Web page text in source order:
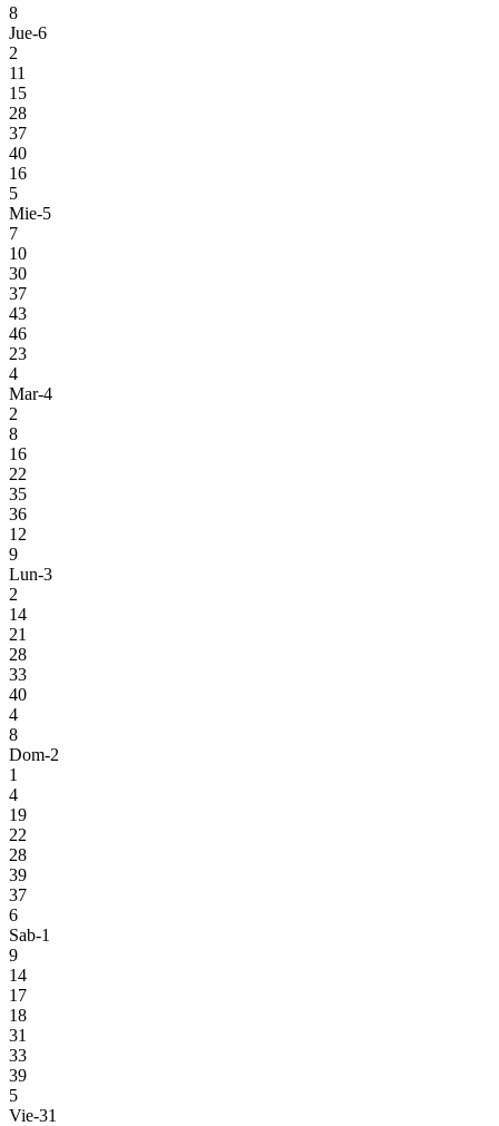
8
Jue-6
2
11
15
28
37
40
16
5
Mie-5
7
10
30
37
43
46
23
4
Mar-4
2
8
16
22
35
36
12
9
Lun-3
2
14
21
28
33
40
4
8
Dom-2
1
4
19
22
28
39
37
6
Sab-1
9
14
17
18
31
33
39
5
Vie-31